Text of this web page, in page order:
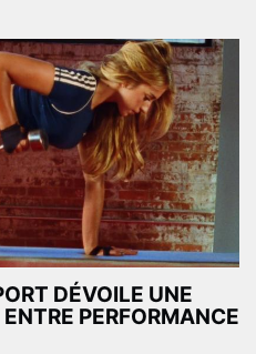
DÉVOILE UNE
PERFORMANCE